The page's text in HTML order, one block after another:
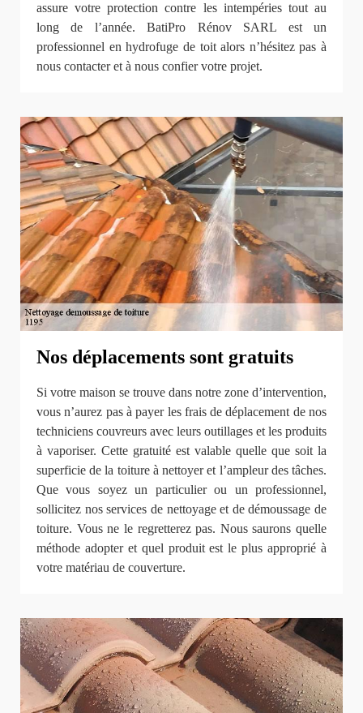
assure votre protection contre les intempéries tout au
long de l’année. BatiPro Rénov SARL est un
professionnel en hydrofuge de toit alors n’hésitez pas à
nous contacter et à nous confier votre projet.
Nos déplacements sont gratuits
Si votre maison se trouve dans notre zone d’intervention,
vous n’aurez pas à payer les frais de déplacement de nos
techniciens couvreurs avec leurs outillages et les produits
à vaporiser. Cette gratuité est valable quelle que soit la
superficie de la toiture à nettoyer et l’ampleur des tâches.
Que vous soyez un particulier ou un professionnel,
sollicitez nos services de nettoyage et de démoussage de
toiture. Vous ne le regretterez pas. Nous saurons quelle
méthode adopter et quel produit est le plus approprié à
votre matériau de couverture.